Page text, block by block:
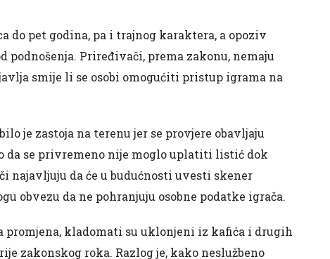
do pet godina, pa i trajnog karaktera, a opoziv
podnošenja. Priređivači, prema zakonu, nemaju
smije li se osobi omogućiti pristup igrama na
je zastoja na terenu jer se provjere obavljaju
da se privremeno nije moglo uplatiti listić dok
najavljuju da će u budućnosti uvesti skener
obvezu da ne pohranjuju osobne podatke igrača.
kladomati su uklonjeni iz kafića i drugih
zakonskog roka. Razlog je, kako neslužbeno